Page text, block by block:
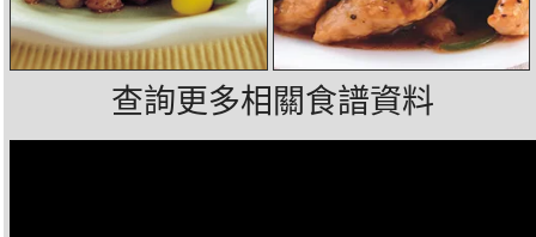
查詢更多相關食譜資料